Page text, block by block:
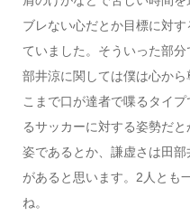
ブレない心だとか目標に対
ていました。そういった部
部井涼に関しては僕は心か
こまで口が達者で喋るタイ
るサッカーに対する姿勢だ
姿であるとか、謙虚さは田
があると思います。2人とも
ね。